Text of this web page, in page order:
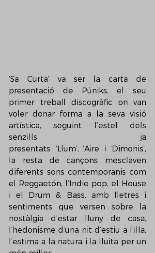
‘Sa Curta’ va ser la carta de
presentació de Púniks, el seu
primer treball discogràfic on van
voler donar forma a la seva visió
artística, seguint l’estel dels
senzills ja
presentats: ‘Llum’, ‘Aire’ i ‘Dimonis’,
la resta de cançons mesclaven
diferents sons contemporanis com
el Reggaetón, l’Indie pop, el House
i el Drum & Bass, amb lletres i
sentiments que versen sobre la
nostàlgia d’estar lluny de casa,
l’hedonisme d’una nit d’estiu a l’illa,
l’estima a la natura i la lluita per un